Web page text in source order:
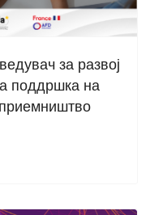
за развој
поддршка на